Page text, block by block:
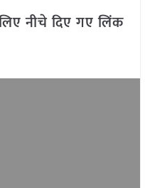
नीचे दिए गए लिंक